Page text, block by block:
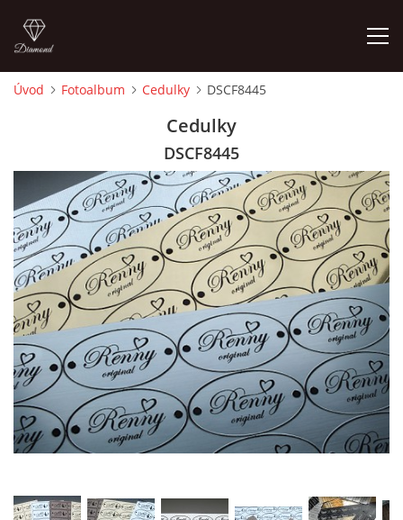
CEDULKY
MOJE POSLEDNÍ PRÁCE
jk-laguna@seznam.cz
Úvod Fotoalbum Cedulky DSCF8445
Cedulky
DSCF8445